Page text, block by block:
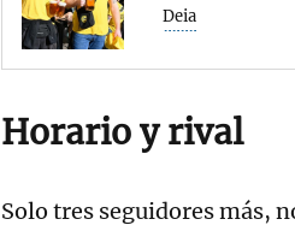
Deia
Horario y rival
Solo tres seguidores más,